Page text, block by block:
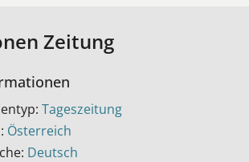
Zeitung
Tageszeitung
Österreich
Deutsch